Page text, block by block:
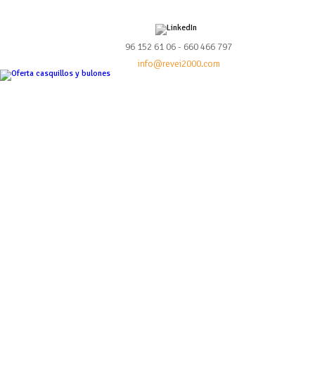
96 152 61 06 - 660 466 797
info@revei2000.com